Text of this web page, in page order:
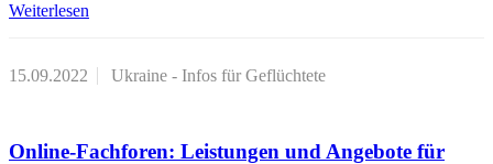
Weiterlesen
15.09.2022 Ukraine - Infos für Geflüchtete
Online-Fachforen: Leistungen und Angebote für